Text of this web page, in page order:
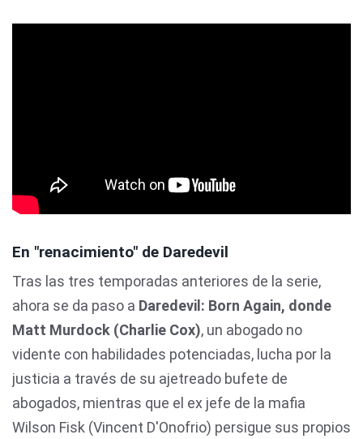
En "renacimiento" de Daredevil
Tras las tres temporadas anteriores de la serie,
ahora se da paso a Daredevil: Born Again, donde
Matt Murdock (Charlie Cox), un abogado no
vidente con habilidades potenciadas, lucha por la
justicia a través de su ajetreado bufete de
abogados, mientras que el ex jefe de la mafia
Wilson Fisk (Vincent D'Onofrio) persigue sus propios